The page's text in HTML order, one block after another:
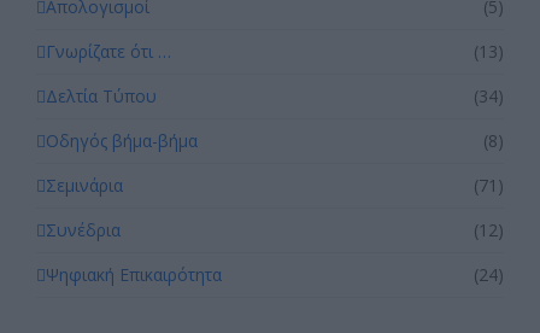
Απολογισμοί
(5)
Γνωρίζατε ότι …
(13)
Δελτία Τύπου
(34)
Οδηγός βήμα-βήμα
(8)
Σεμινάρια
(71)
Συνέδρια
(12)
Ψηφιακή Επικαιρότητα
(24)